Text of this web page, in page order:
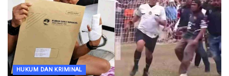
HUKUM DAN KRIMINAL